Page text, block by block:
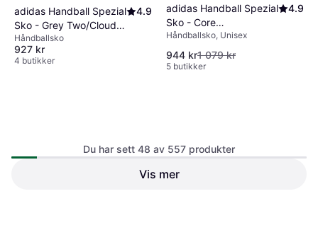
adidas Handball Spezial
Sko - Grey Two/Cloud
White/Gum
4.9
Håndballsko
927 kr
4 butikker
adidas Handball Spezial
Sko - Core
Black/Carbon
4.9
Håndballsko, Unisex
944 kr1 079 kr
5 butikker
Du har sett 48 av 557 produkter
Vis mer